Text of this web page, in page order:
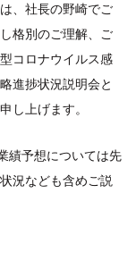
、社長の野崎でご
格別のご理解、ご
コロナウイルス感
進捗状況説明会と
し上げます。
績予想については先
況なども含めご説